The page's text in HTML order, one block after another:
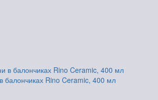
балончиках Rino Ceramic, 400 мл